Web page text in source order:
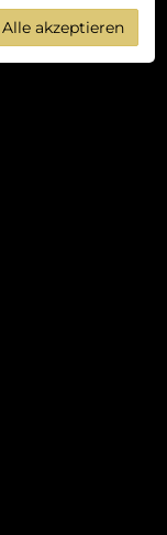
Alle akzeptieren